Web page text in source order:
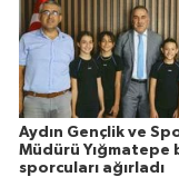
Aydın Gençlik ve
Müdürü Yığmatepe
sporcuları ağırladı